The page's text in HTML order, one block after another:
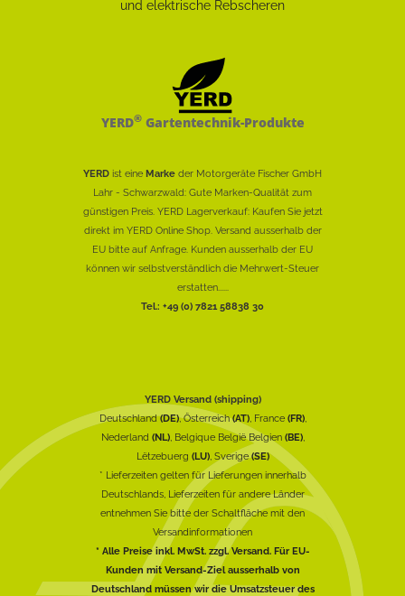
YERD®Gartentechnik-Produkte
YERD ist eine Marke der Motorgeräte Fischer GmbH
Lahr - Schwarzwald: Gute Marken-Qualität zum
günstigen Preis. YERD Lagerverkauf: Kaufen Sie jetzt
direkt im YERD Online Shop. Versand ausserhalb der
EU bitte auf Anfrage. Kunden ausserhalb der EU
können wir selbstverständlich die Mehrwert-Steuer
erstatten......
Tel.: +49 (0) 7821 58838 30
YERD Versand (shipping)
Deutschland(DE), Österreich(AT), France (FR),
Nederland (NL), Belgique België Belgien (BE),
Lëtzebuerg (LU), Sverige(SE)
* Lieferzeiten gelten für Lieferungen innerhalb
Deutschlands, Lieferzeiten für andere Länder
entnehmen Sie bitte der Schaltfläche mit den
Versandinformationen
* Alle Preise inkl. MwSt. zzgl. Versand. Für EU-
Kunden mit Versand-Ziel ausserhalb von
Deutschland müssen wir die Umsatzsteuer des